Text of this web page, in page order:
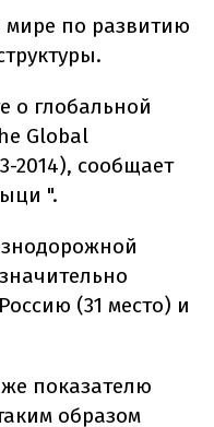
мире по развитию
о глобальной
Global
2014), сообщает
".
(31 место) и
показателю
образом